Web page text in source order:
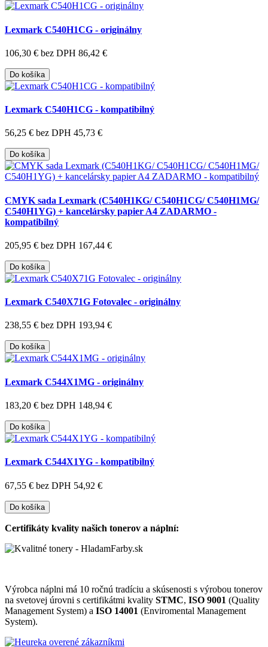
Lexmark C540H1CG - originálny
106,30 € bez DPH 86,42 €
Do košíka
Lexmark C540H1CG - kompatibilný
56,25 € bez DPH 45,73 €
Do košíka
CMYK sada Lexmark (C540H1KG/ C540H1CG/ C540H1MG/
C540H1YG) + kancelársky papier A4 ZADARMO -
kompatibilný
205,95 € bez DPH 167,44 €
Do košíka
Lexmark C540X71G Fotovalec - originálny
238,55 € bez DPH 193,94 €
Do košíka
Lexmark C544X1MG - originálny
183,20 € bez DPH 148,94 €
Do košíka
Lexmark C544X1YG - kompatibilný
67,55 € bez DPH 54,92 €
Do košíka
Certifikáty kvality našich tonerov a náplní:
Výrobca náplni má 10 ročnú tradíciu a skúsenosti s výrobou tonerov
na svetovej úrovni s certifikátmi kvality STMC, ISO 9001 (Quality
Management System) a ISO 14001 (Enviromental Management
System).